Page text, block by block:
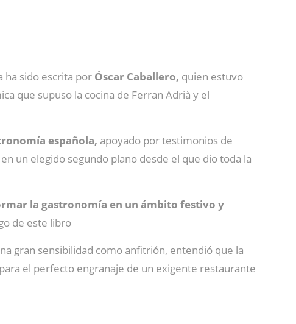
ha sido escrita por Óscar Caballero, quien estuvo
que supuso la cocina de Ferran Adrià y el
española, apoyado por testimonios de
un elegido segundo plano desde el que dio toda la
la gastronomía en un ámbito festivo y
de este libro
gran sensibilidad como anfitrión, entendió que la
el perfecto engranaje de un exigente restaurante